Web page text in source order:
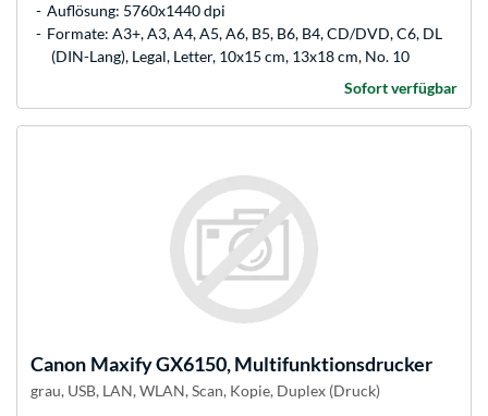
Auflösung: 5760x1440 dpi
Formate: A3+, A3, A4, A5, A6, B5, B6, B4, CD/DVD, C6, DL
(DIN-Lang), Legal, Letter, 10x15 cm, 13x18 cm, No. 10
Sofort verfügbar
Canon Maxify GX6150, Multifunktionsdrucker
grau, USB, LAN, WLAN, Scan, Kopie, Duplex (Druck)